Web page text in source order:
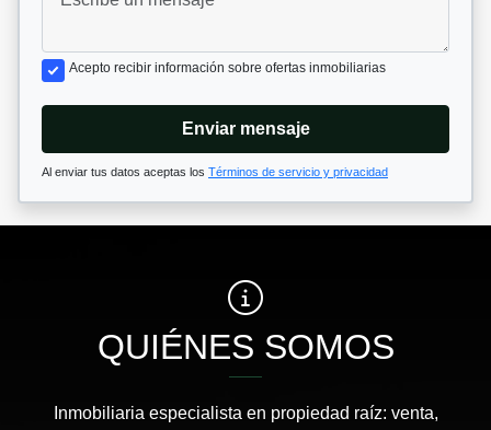
Acepto recibir información sobre ofertas inmobiliarias
Enviar mensaje
Al enviar tus datos aceptas los Términos de servicio y privacidad
QUIÉNES SOMOS
Inmobiliaria especialista en propiedad raíz: venta,